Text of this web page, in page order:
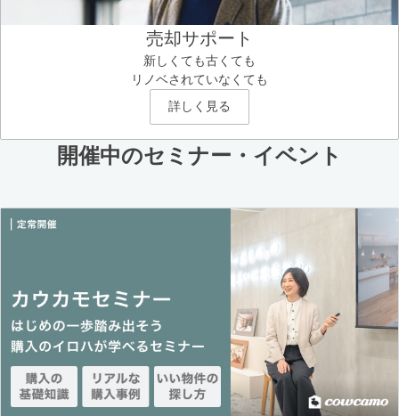
売却サポート
新しくても古くても
リノベされていなくても
詳しく見る
開催中のセミナー・イベント